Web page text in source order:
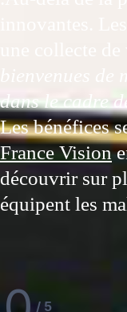
innovantes.
bienvenues
dans le cadre
Les bénéfices
France Vision
découvrir sur
équipent les
/ 5